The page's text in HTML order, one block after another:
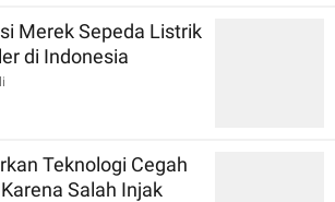
Merek Sepeda Listrik
di Indonesia
Teknologi Cegah
Salah Injak